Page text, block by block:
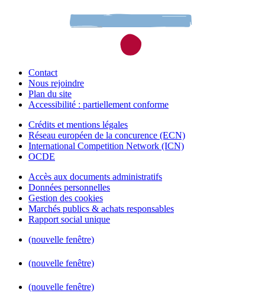
Contact
Nous rejoindre
Plan du site
Accessibilité : partiellement conforme
Crédits et mentions légales
Réseau européen de la concurence (ECN)
International Competition Network (ICN)
OCDE
Accès aux documents administratifs
Données personnelles
Gestion des cookies
Marchés publics & achats responsables
Rapport social unique
(nouvelle fenêtre)
(nouvelle fenêtre)
(nouvelle fenêtre)